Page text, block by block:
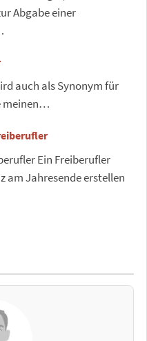
Abgabe einer
auch als Synonym für
meinen…
Ein Freiberufler
am Jahresende erstellen